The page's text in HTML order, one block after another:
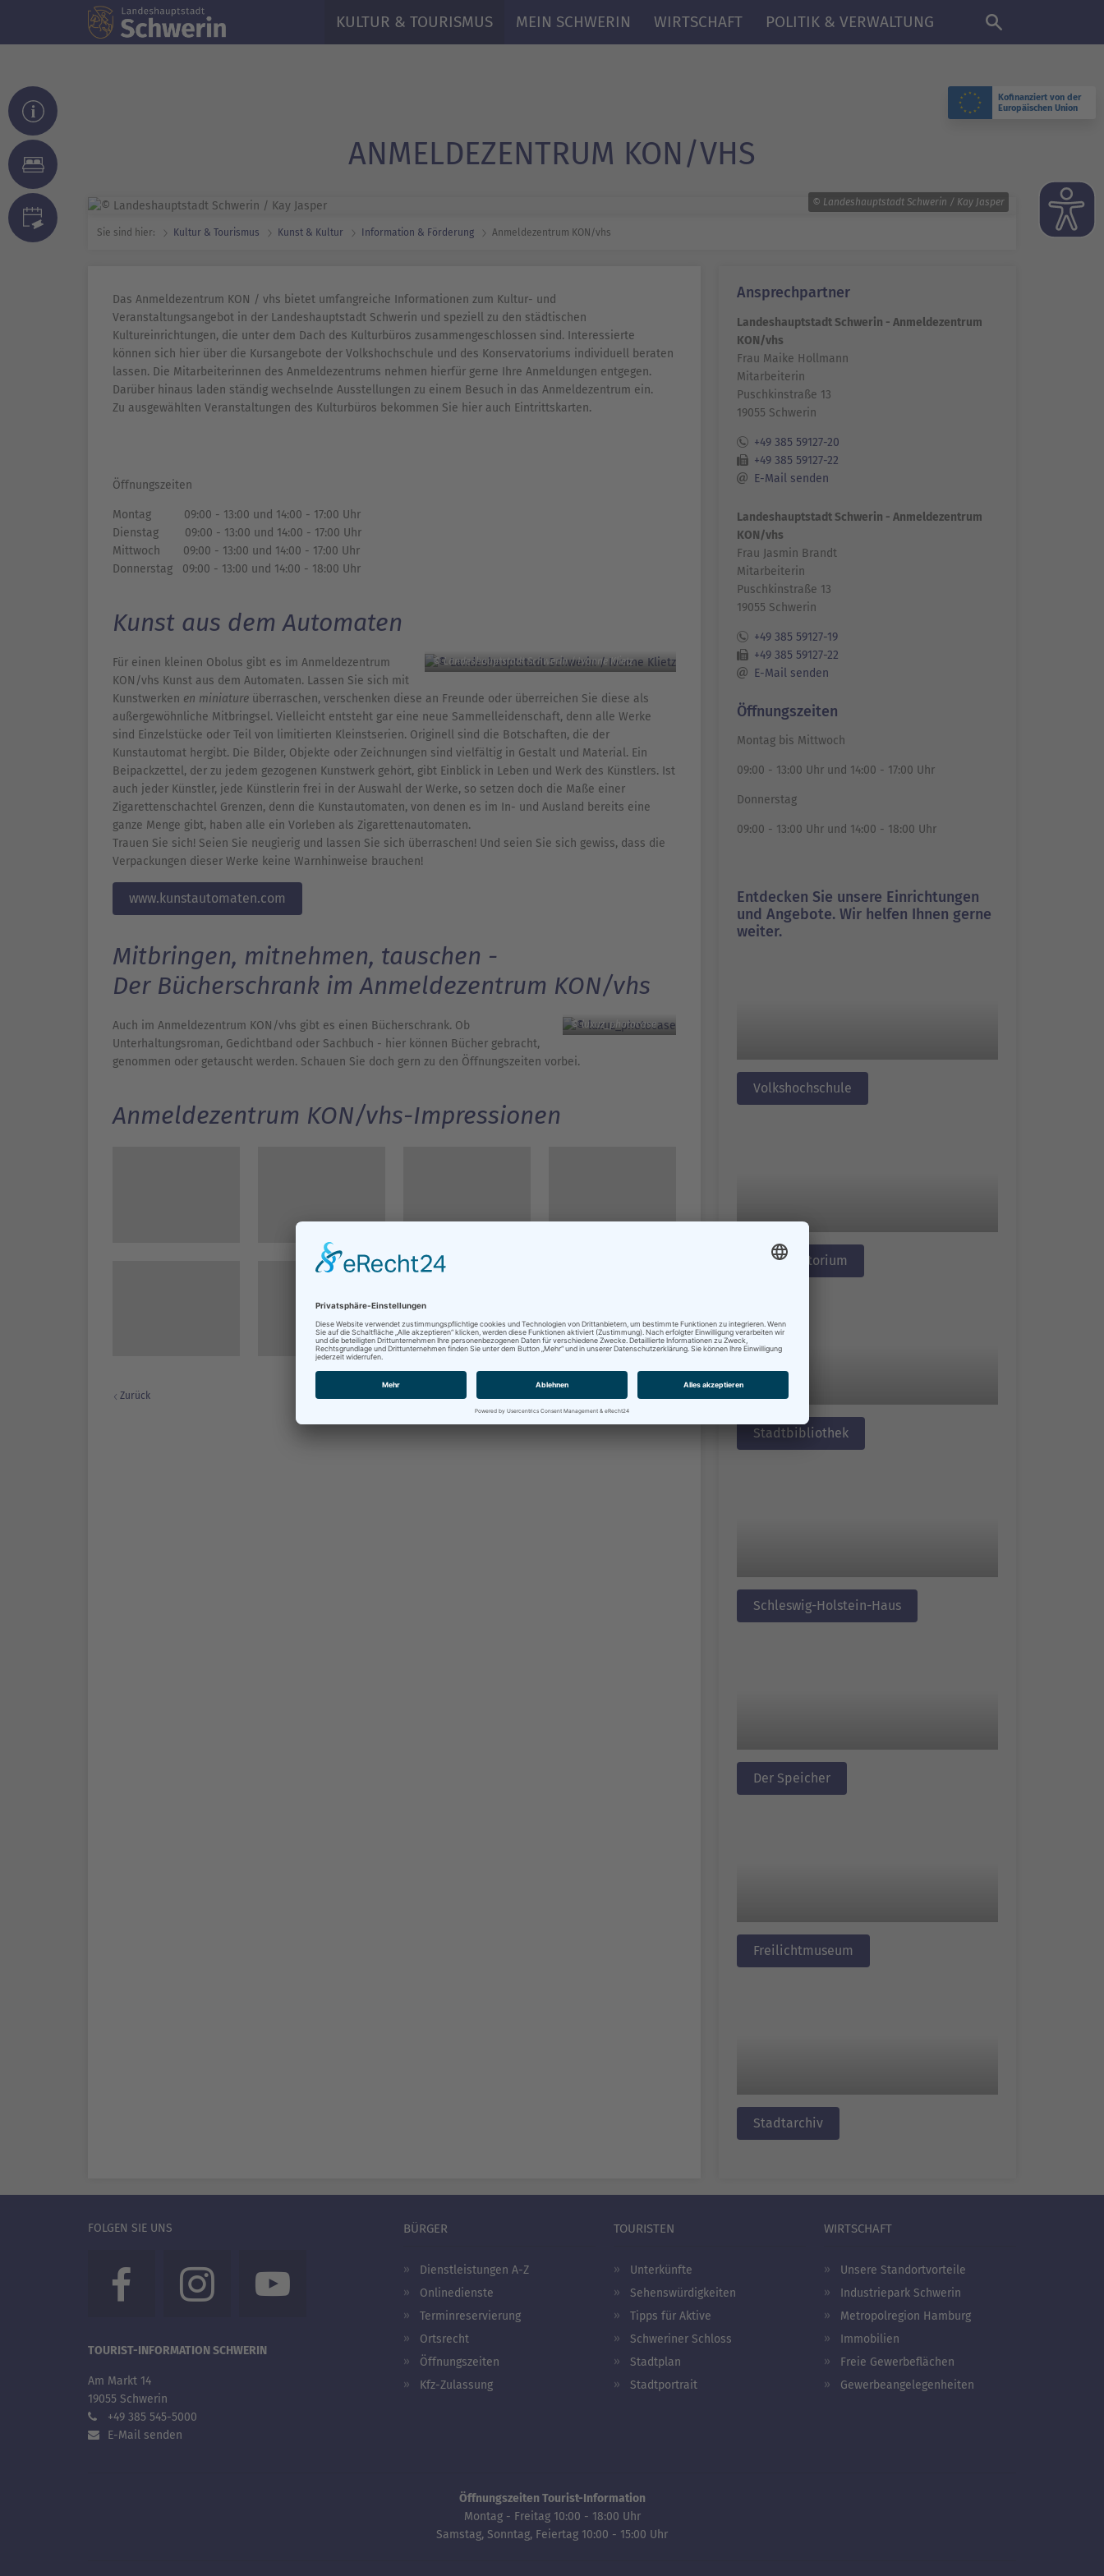
Kofinanziert von der
Europäischen Union
DE
KULTUR & TOURISMUS MEIN SCHWERIN WIRTSCHAFT POLITIK & VERWALTUNG
ANMELDEZENTRUM KON/VHS
© Landeshauptstadt Schwerin / Kay Jasper
Sie sind hier: Kultur & Tourismus Kunst & Kultur Information & Förderung Anmeldezentrum KON/vhs
Das Anmeldezentrum KON / vhs bietet umfangreiche Informationen zum Kultur- und
Veranstaltungsangebot in der Landeshauptstadt Schwerin und speziell zu den städtischen
Kultureinrichtungen, die unter dem Dach des Kulturbüros zusammengeschlossen sind. Interessierte
können sich hier über die Kursangebote der Volkshochschule und des Konservatoriums individuell beraten
lassen. Die Mitarbeiterinnen des Anmeldezentrums nehmen hierfür gerne Ihre Anmeldungen entgegen.
Darüber hinaus laden ständig wechselnde Ausstellungen zu einem Besuch in das Anmeldezentrum ein.
Zu ausgewählten Veranstaltungen des Kulturbüros bekommen Sie hier auch Eintrittskarten.
Öffnungszeiten
Montag 09:00 - 13:00 und 14:00 - 17:00 Uhr
Dienstag 09:00 - 13:00 und 14:00 - 17:00 Uhr
Mittwoch 09:00 - 13:00 und 14:00 - 17:00 Uhr
Donnerstag 09:00 - 13:00 und 14:00 - 18:00 Uhr
Kunst aus dem Automaten
© Landeshauptstadt Schwerin / Ivonne Klietz
Für einen kleinen Obolus gibt es im Anmeldezentrum
KON/vhs Kunst aus dem Automaten. Lassen Sie sich mit
Kunstwerken en miniature überraschen, verschenken diese an Freunde oder überreichen Sie diese als
außergewöhnliche Mitbringsel. Vielleicht entsteht gar eine neue Sammelleidenschaft, denn alle Werke
sind Einzelstücke oder Teil von limitierten Kleinstserien. Originell sind die Botschaften, die der
Kunstautomat hergibt. Die Bilder, Objekte oder Zeichnungen sind vielfältig in Gestalt und Material. Ein
Beipackzettel, der zu jedem gezogenen Kunstwerk gehört, gibt Einblick in Leben und Werk des Künstlers. Ist
auch jeder Künstler, jede Künstlerin frei in der Auswahl der Werke, so setzen doch die Maße einer
Zigarettenschachtel Grenzen, denn die Kunstautomaten, von denen es im In- und Ausland bereits eine
ganze Menge gibt, haben alle ein Vorleben als Zigarettenautomaten.
Trauen Sie sich! Seien Sie neugierig und lassen Sie sich überraschen! Und seien Sie sich gewiss, dass die
Verpackungen dieser Werke keine Warnhinweise brauchen!
www.kunstautomaten.com
Mitbringen, mitnehmen, tauschen -
Der Bücherschrank im Anmeldezentrum KON/vhs
© luxuz_photocase
Auch im Anmeldezentrum KON/vhs gibt es einen Bücherschrank. Ob
Unterhaltungsroman, Gedichtband oder Sachbuch - hier können Bücher gebracht,
genommen oder getauscht werden. Schauen Sie doch gern zu den Öffnungszeiten vorbei.
Anmeldezentrum KON/vhs-Impressionen
Zurück Seite drucken
Ansprechpartner
Landeshauptstadt Schwerin - Anmeldezentrum
KON/vhs
Frau Maike Hollmann
Mitarbeiterin
Puschkinstraße 13
19055 Schwerin
+49 385 59127-20
+49 385 59127-22
E-Mail senden
Landeshauptstadt Schwerin - Anmeldezentrum
KON/vhs
Frau Jasmin Brandt
Mitarbeiterin
Puschkinstraße 13
19055 Schwerin
+49 385 59127-19
+49 385 59127-22
E-Mail senden
Öffnungszeiten
Montag bis Mittwoch
09:00 - 13:00 Uhr und 14:00 - 17:00 Uhr
Donnerstag
09:00 - 13:00 Uhr und 14:00 - 18:00 Uhr
Entdecken Sie unsere Einrichtungen
und Angebote. Wir helfen Ihnen gerne
weiter.
Volkshochschule
Konservatorium
Stadtbibliothek
Schleswig-Holstein-Haus
Der Speicher
Freilichtmuseum
Stadtarchiv
FOLGEN SIE UNS
TOURIST-INFORMATION SCHWERIN
Am Markt 14
19055 Schwerin
+49 385 545-5000
E-Mail senden
BÜRGER
Dienstleistungen A-Z
Onlinedienste
Terminreservierung
Ortsrecht
Öffnungszeiten
Kfz-Zulassung
TOURISTEN
Unterkünfte
Sehenswürdigkeiten
Tipps für Aktive
Schweriner Schloss
Stadtplan
Stadtportrait
WIRTSCHAFT
Unsere Standortvorteile
Industriepark Schwerin
Metropolregion Hamburg
Immobilien
Freie Gewerbeflächen
Gewerbeangelegenheiten
Öffnungszeiten Tourist-Information
Montag - Freitag 10:00 - 18:00 Uhr
Samstag, Sonntag, Feiertag 10:00 - 15:00 Uhr